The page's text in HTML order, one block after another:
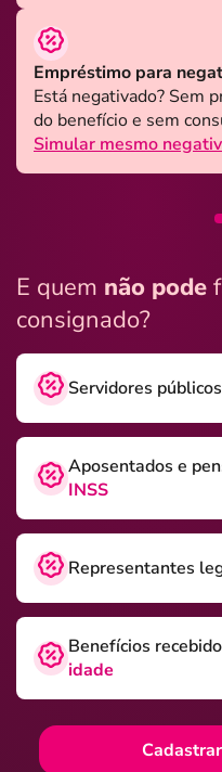
Empréstimo para
Está negativado? Sem
do benefício e sem
Simular mesmo
E quem não pode
consignado?
Servidores públicos
Aposentados e
INSS
Representantes
Benefícios
idade